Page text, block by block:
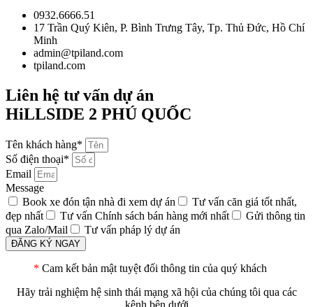
0932.6666.51
17 Trần Quý Kiên, P. Bình Trưng Tây, Tp. Thủ Đức, Hồ Chí
Minh
admin@tpiland.com
tpiland.com
Liên hệ tư vấn dự án
HiLLSIDE 2 PHÚ QUỐC
Tên khách hàng*
Số điện thoại*
Email
Message
Book xe đón tận nhà đi xem dự án
Tư vấn căn giá tốt nhất,
đẹp nhất
Tư vấn Chính sách bán hàng mới nhất
Gửi thông tin
qua Zalo/Mail
Tư vấn pháp lý dự án
ĐĂNG KÝ NGAY
* Cam kết bản mật tuyệt đối thông tin của quý khách
Hãy trải nghiệm hệ sinh thái mạng xã hội của chúng tôi qua các
kênh bên dưới